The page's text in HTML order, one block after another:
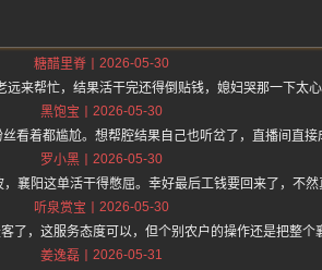
糖醋里脊
2026-05-30
来帮忙，结果活干完还得倒贴钱，媳妇哭那一下太
黑饱宝
2026-05-30
看着都尴尬。想帮腔结果自己也听岔了，直播间直接
罗小黑
2026-05-30
襄阳这单活干得憋屈。幸好最后工钱要回来了，不然
听泉赏宝
2026-05-30
了，这服务态度可以，但个别农户的操作还是把整个
姜逸磊
2026-05-31